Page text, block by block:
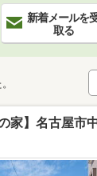
新着メールを
取る
の家】名古屋